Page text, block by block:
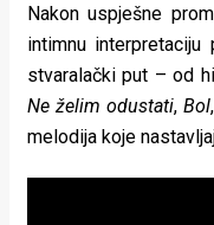
Urban
Places
Aktivizam
Nakon uspješne
intimnu
stvaralački put – od
Ne želim odustati,Bol
melodija koje